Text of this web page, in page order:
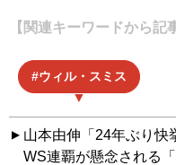
【関連キーワードから記
ウィル・スミス
山本由伸「24年ぶり
WS連覇が懸念される